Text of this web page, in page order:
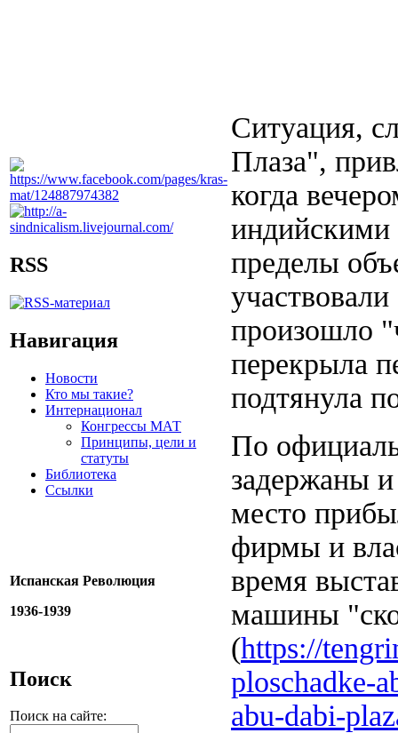
RSS
Навигация
Новости
Кто мы такие?
Интернационал
Конгрессы МАТ
Принципы, цели и
статуты
Библиотека
Ссылки
Испанская Революция
1936-1939
Поиск
Поиск на сайте:
Ситуация,
Плаза",
когда
индийскими
пределы
произошло
перекрыла
подтянула
По
задержаны
место
фирмы и
время
машины
(https://
ploschadke-
abu-dabi-